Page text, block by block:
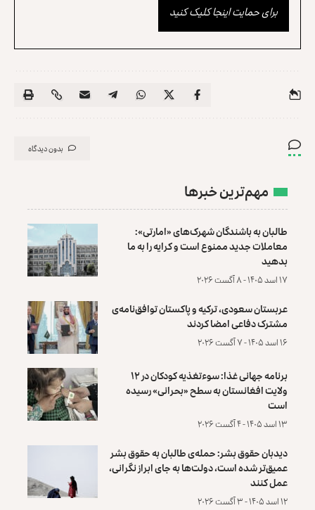
برای حمایت اینجا کلیک کنید
بدون دیدگاه
مهم‌ترین خبرها
طالبان به باشندگان شهرک‌های «امارتی»:
معاملات جدید ممنوع است و کرایه را به ما
بدهید
۱۷ اسد ۱۴۰۵ - ۸ آگست ۲۰۲۶
عربستان سعودی، ترکیه و پاکستان توافق‌نامه‌ی
مشترک دفاعی امضا کردند
۱۶ اسد ۱۴۰۵ - ۷ آگست ۲۰۲۶
برنامه جهانی غذا: سوءتغذیه کودکان در ۱۲
ولایت افغانستان به سطح «بحرانی» رسیده
است
۱۳ اسد ۱۴۰۵ - ۴ آگست ۲۰۲۶
دیدبان حقوق بشر: حمله‌ی طالبان به حقوق بشر
عمیق‌تر شده است، دولت‌ها به جای ابراز نگرانی،
عمل کنند
۱۲ اسد ۱۴۰۵ - ۳ آگست ۲۰۲۶